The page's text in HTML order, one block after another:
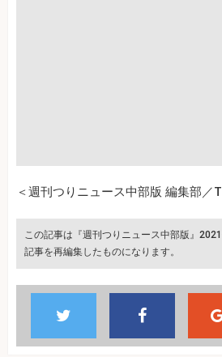
＜週刊つりニュース中部版 編集部／
この記事は『週刊つりニュース中部版』
記事を再編集したものになります。